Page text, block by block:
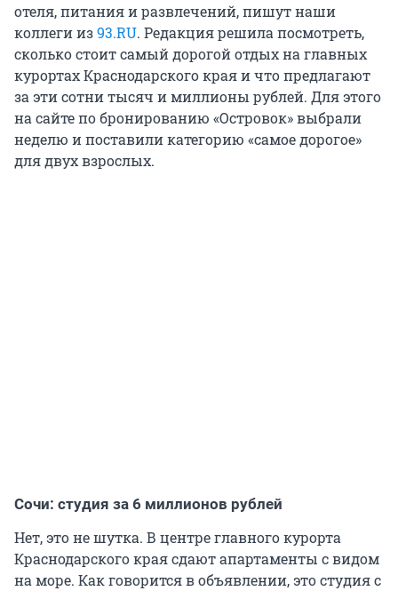
отеля, питания и развлечений, пишут наши
коллеги из93.RU. Редакция решила посмотреть,
сколько стоит самый дорогой отдых на главных
курортах Краснодарского края и что предлагают
за эти сотни тысяч и миллионы рублей. Для этого
на сайте по бронированию «Островок» выбрали
неделю и поставили категорию «самое дорогое»
для двух взрослых.
Сочи: студия за 6 миллионов рублей
Нет, это не шутка. В центре главного курорта
Краснодарского края сдают апартаменты с видом
на море. Как говорится в объявлении, это студия с